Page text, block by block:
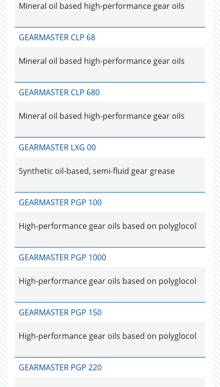
Mineral oil based high-performance gear oils
GEARMASTER CLP 68
Mineral oil based high-performance gear oils
GEARMASTER CLP 680
Mineral oil based high-performance gear oils
GEARMASTER LXG 00
Synthetic oil-based, semi-fluid gear grease
GEARMASTER PGP 100
High-performance gear oils based on polyglocol
GEARMASTER PGP 1000
High-performance gear oils based on polyglocol
GEARMASTER PGP 150
High-performance gear oils based on polyglocol
GEARMASTER PGP 220